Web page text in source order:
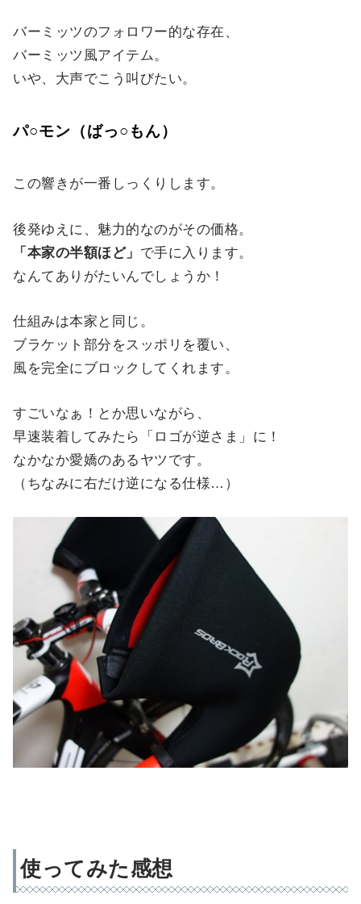
バーミッツのフォロワー的な存在、
バーミッツ風アイテム。
いや、大声でこう叫びたい。
パ○モン（ばっ○もん）
この響きが一番しっくりします。
後発ゆえに、魅力的なのがその価格。
「本家の半額ほど」 で手に入ります。
なんてありがたいんでしょうか！
仕組みは本家と同じ。
ブラケット部分をスッポリを覆い、
風を完全にブロックしてくれます。
すごいなぁ！とか思いながら、
早速装着してみたら「ロゴが逆さま」に！
なかなか愛嬌のあるヤツです。
（ちなみに右だけ逆になる仕様…）
使ってみた感想